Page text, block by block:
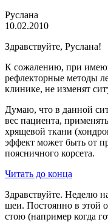
Руслана
10.02.2010
Здравствуйте, Руслана!
К сожалению, при
рефлекторные методы
клинике, не изменят
Думаю, что в данной
вес пациента,
хрящевой ткани
эффект может быть от
поясничного корсета.
Читать до конца
Здравствуйте. Неделю
шеи. Постоянно в этой
стою (например когда